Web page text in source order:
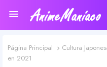
Página Principal Cultura
en 2021